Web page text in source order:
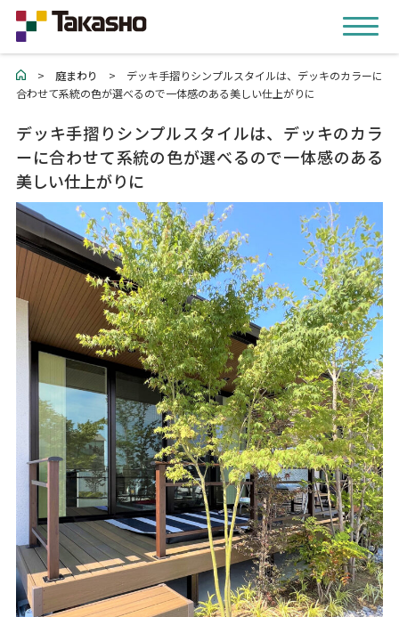
> 庭まわり > デッキ手摺りシンプルスタイルは、デッキのカラーに
合わせて系統の色が選べるので一体感のある美しい仕上がりに
デッキ手摺りシンプルスタイルは、デッキのカラ
ーに合わせて系統の色が選べるので一体感のある
美しい仕上がりに